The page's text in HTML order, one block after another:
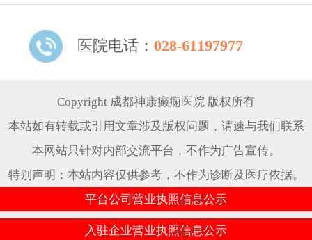
线！
医院电话： 028-61197977
Copyright 成都神康癫痫医院 版权所有
本站如有转载或引用文章涉及版权问题，请速与我们联系
本网站只针对内部交流平台，不作为广告宣传。
特别声明：本站内容仅供参考，不作为诊断及医疗依据。
平台公司营业执照信息公示
入驻企业营业执照信息公示